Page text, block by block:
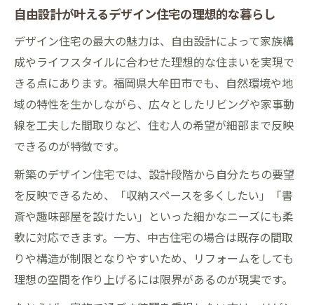
自由設計が叶えるデザイン住宅の理想的な暮らし
デザイン住宅の最大の魅力は、自由設計によって家族構
成やライフスタイルに合わせた理想的な住まいを実現で
きる点にあります。福岡県大牟田市でも、自然環境や地
域の特性を生かしながら、広々としたリビングや家事動
線を工夫した間取りなど、住む人の希望が細部まで反映
できるのが特徴です。
新築のデザイン住宅では、設計段階から自分たちの要望
を反映できるため、「収納スペースを多くしたい」「書
斎や趣味部屋を設けたい」といった細かなニーズにも柔
軟に対応できます。一方、中古住宅の場合は既存の間取
りや構造が制限となりやすいため、リフォームをしても
理想の空間を作り上げるには限界があるのが現実です。